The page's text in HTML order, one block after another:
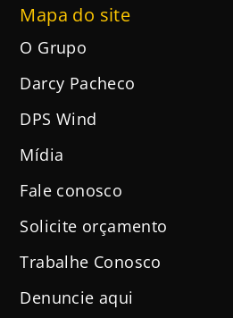
Mapa do site
O Grupo
Darcy Pacheco
DPS Wind
Mídia
Fale conosco
Solicite orçamento
Trabalhe Conosco
Denuncie aqui